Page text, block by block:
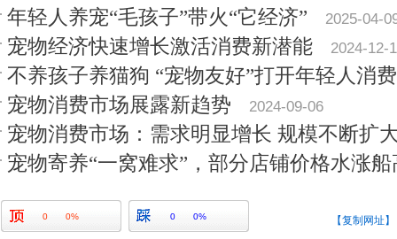
年轻人养宠“毛孩子”带火“它经济” 2025-04-
宠物经济快速增长激活消费新潜能 2024-12-
不养孩子养猫狗 “宠物友好”打开年轻人消
宠物消费市场展露新趋势
2024-09-06
宠物消费市场：需求明显增长 规模不断扩
宠物寄养“一窝难求”，部分店铺价格水涨船
0 0% 0 0% 【复制网址】